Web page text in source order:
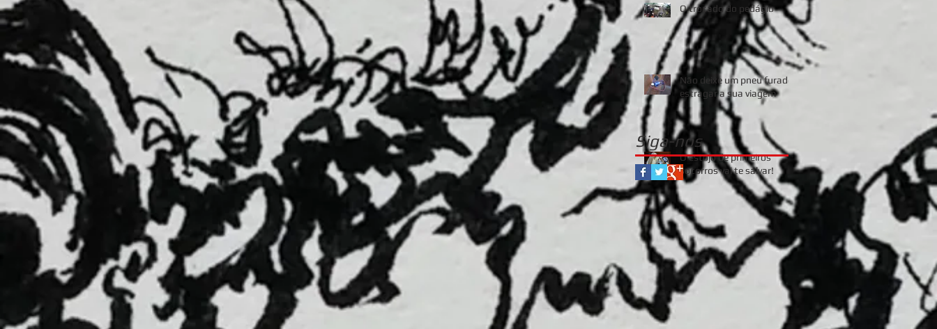
O trocado do pedágio
Não deixe um pneu furado
estragar a sua viagem
O estojo de primeiros
socorros vai te salvar!
Siga-nos